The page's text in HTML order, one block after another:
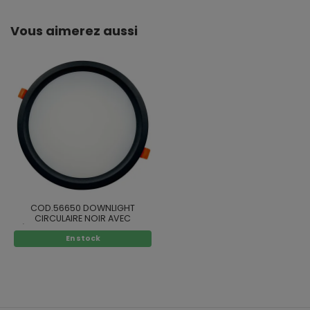
Vous aimerez aussi
COD.56650 DOWNLIGHT
CIRCULAIRE NOIR AVEC
SÉLECTEUR DE COULEUR LED 32W
En stock